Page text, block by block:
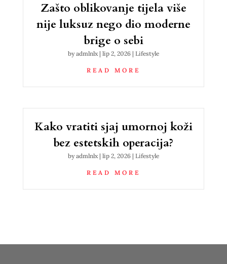
Zašto oblikovanje tijela više
nije luksuz nego dio moderne
brige o sebi
byadmlnlx| lip 2, 2026| Lifestyle
READ MORE
Kako vratiti sjaj umornoj koži
bez estetskih operacija?
byadmlnlx| lip 2, 2026| Lifestyle
READ MORE